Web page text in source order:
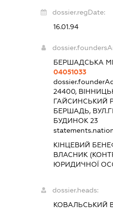
dossier.regDate:
16.01.94
БЕРШАДСЬКА
04051033
24400,
ГАЙСИНСЬКИЙ
БЕРШАДЬ,
БУДИНОК 23
КІНЦЕВИЙ
ВЛАСНИК
ЮРИДИЧНОЇ
dossier.heads:
КОВАЛЬСЬКИЙ